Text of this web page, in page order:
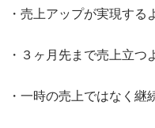
・売上アップが実現する
・３ヶ月先まで売上立つ
・一時の売上ではなく継